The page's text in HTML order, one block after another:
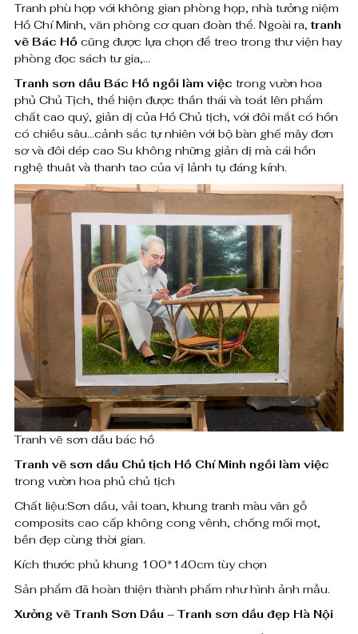
ế
n
,
0
0
0
,
0
0
0
₫
à
m
i
ệ
c
-
T
r
a
n
v
ẽ
s
ơ
n
d
u
b
á
Tranh phù hợp với không gian phòng họp, nhà tưởng niệm
Hồ Chí Minh, văn phòng cơ quan đoàn thể. Ngoài ra, tranh
vẽ Bác Hồ cũng được lựa chọn để treo trong thư viện hay
phòng đọc sách tư gia,…
Tranh sơn dầu Bác Hồ ngồi làm việc trong vườn hoa
phủ Chủ Tịch, thể hiện được thần thái và toát lên phẩm
chất cao quý, giản dị của Hồ Chủ tịch, với đôi mắt có hồn
có chiều sâu…cảnh sắc tự nhiên với bộ bàn ghế mây đơn
sơ và đôi dép cao Su không những giản dị mà cái hồn
nghệ thuât và thanh tao của vị lảnh tụ đáng kính.
Tranh vẽ sơn dầu bác hồ
Tranh vẽ sơn dầu Chủ tịch Hồ Chí Minh ngồi làm việc
trong vườn hoa phủ chủ tịch
Chất liệu:Sơn dầu, vải toan, khung tranh màu vân gỗ
composits cao cấp không cong vênh, chống mối mọt,
bền đẹp cùng thời gian.
Kích thước phủ khung 100*140cm tùy chọn
Sản phẩm đã hoàn thiện thành phẩm như hình ảnh mẫu.
Xưởng vẽ Tranh Sơn Dầu – Tranh sơn dầu đẹp Hà Nội